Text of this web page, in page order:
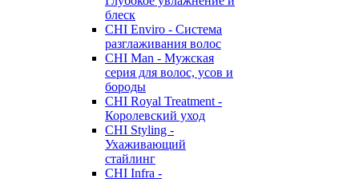
блеск
CHI Enviro - Система
разглаживания волос
CHI Man - Мужская
серия для волос, усов и
бороды
CHI Royal Treatment -
Королевский уход
CHI Styling -
Ухаживающий
стайлинг
CHI Infra -